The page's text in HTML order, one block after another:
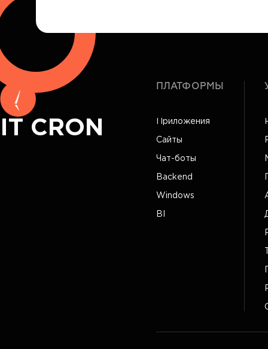
IT CRON
ПЛАТФОРМЫ
Приложения
Сайты
Чат-боты
Backend
Windows
BI